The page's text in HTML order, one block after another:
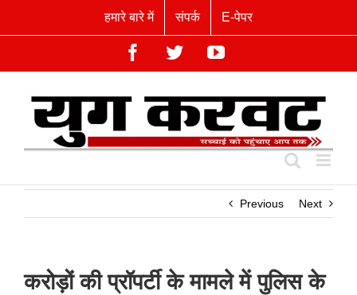
हमारे बारे में संपर्क E-पेपर
Facebook
TwitterYouTube
Previous Next
करोड़ों की प्रॉपर्टी के मामले में पुलिस के